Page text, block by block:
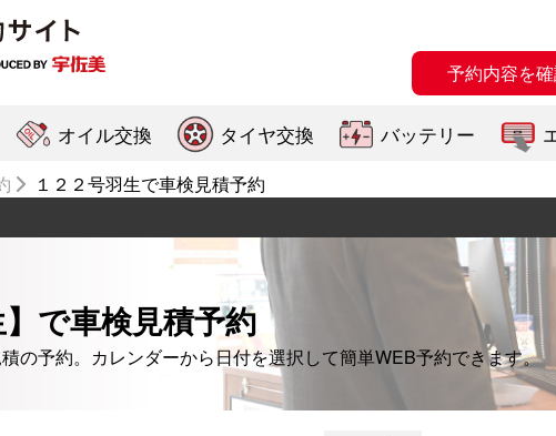
予約内容を
オイル交換 タイヤ交換 バッテリー
１２２号羽生で車検見積予約
】で車検見積予約
積の予約。カレンダーから日付を選択して簡単WEB予約できます。